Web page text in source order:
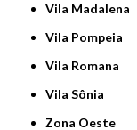
Vila Madalena
Vila Pompeia
Vila Romana
Vila Sônia
Zona Oeste